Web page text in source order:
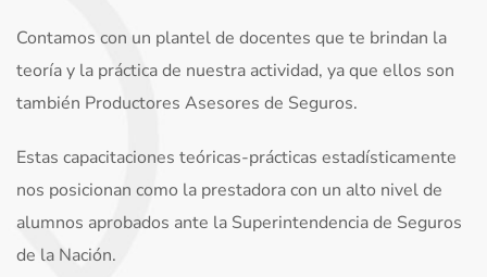
Contamos con un plantel de docentes que te brindan la
teoría y la práctica de nuestra actividad, ya que ellos son
también Productores Asesores de Seguros.
Estas capacitaciones teóricas-prácticas estadísticamente
nos posicionan como la prestadora con un alto nivel de
alumnos aprobados ante la Superintendencia de Seguros
de la Nación.